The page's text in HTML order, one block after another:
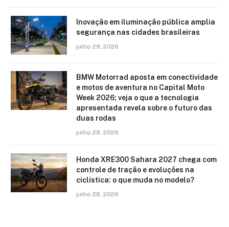
Inovação em iluminação pública amplia
segurança nas cidades brasileiras
julho 29, 2026
BMW Motorrad aposta em conectividade
e motos de aventura no Capital Moto
Week 2026; veja o que a tecnologia
apresentada revela sobre o futuro das
duas rodas
julho 28, 2026
Honda XRE300 Sahara 2027 chega com
controle de tração e evoluções na
ciclística: o que muda no modelo?
julho 28, 2026